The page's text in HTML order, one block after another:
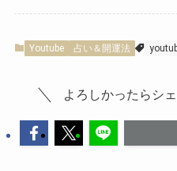
Youtube 占い＆開運法
よろしかったらシ